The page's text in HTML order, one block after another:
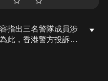
指出三名警隊成員涉
此，香港警方投訴科